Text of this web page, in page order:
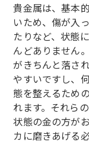
貴金属は、基本
いため、傷が入
たりなど、状態
んどありません
がきちんと落さ
やすいですし、
態を整えるため
れます。それら
状態の金の方が
カに磨きあげる